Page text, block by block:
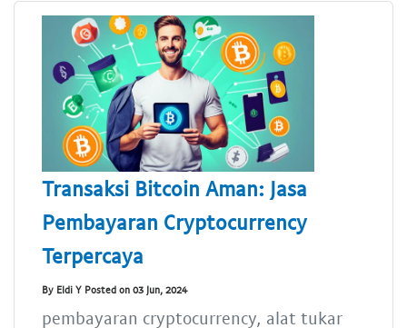
Transaksi Bitcoin Aman: Jasa
Pembayaran Cryptocurrency
Terpercaya
By Eldi Y Posted on 03 Jun, 2024
pembayaran cryptocurrency, alat tukar